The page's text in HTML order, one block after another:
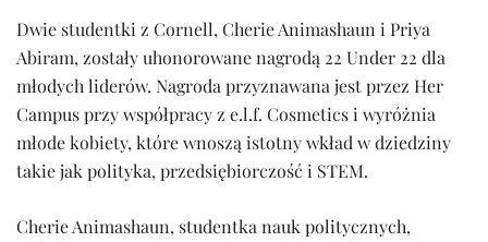
Dwie studentki z Cornell, Cherie Animashaun i Priya
Abiram, zostały uhonorowane nagrodą 22 Under 22 dla
młodych liderów. Nagroda przyznawana jest przez Her
Campus przy współpracy z e.l.f. Cosmetics i wyróżnia
młode kobiety, które wnoszą istotny wkład w dziedziny
takie jak polityka, przedsiębiorczość i STEM.
Cherie Animashaun, studentka nauk politycznych,